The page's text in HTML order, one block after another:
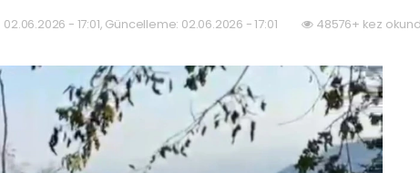
02.06.2026 - 17:01, Güncelleme: 02.06.2026 - 17:01 48576+ kez